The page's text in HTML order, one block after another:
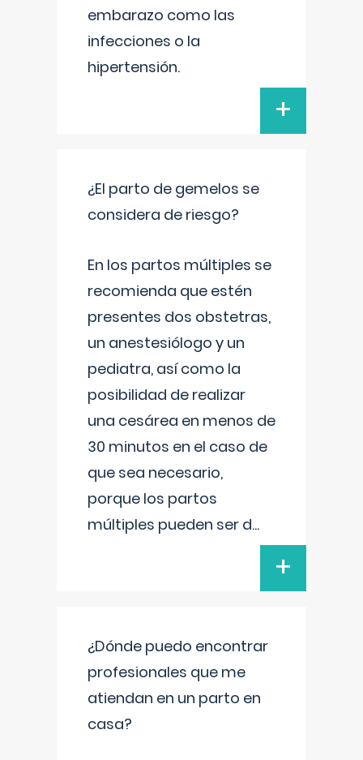
embarazo como las
infecciones o la
hipertensión.
+
¿El parto de gemelos se
considera de riesgo?
En los partos múltiples se
recomienda que estén
presentes dos obstetras,
un anestesiólogo y un
pediatra, así como la
posibilidad de realizar
una cesárea en menos de
30 minutos en el caso de
que sea necesario,
porque los partos
múltiples pueden ser d...
+
¿Dónde puedo encontrar
profesionales que me
atiendan en un parto en
casa?